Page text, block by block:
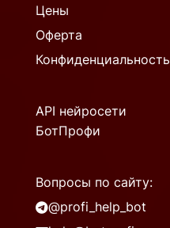
Цены
Оферта
Конфиденциальность
API нейросети
БотПрофи
Вопросы по сайту:
@profi_help_bot